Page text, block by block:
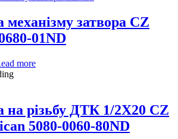
затвора CZ
01ND
more
на різьбу ДТК 1/2X20 CZ
5080-0060-80ND